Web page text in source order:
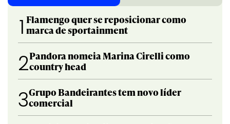
1 Flamengo quer se reposicionar como
marca de sportainment
2Pandora nomeia Marina Cirelli como
country head
3Grupo Bandeirantes tem novo líder
comercial